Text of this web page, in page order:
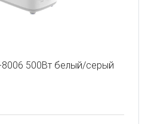
8006 500Вт белый/серый